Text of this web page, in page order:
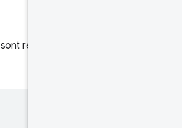
renvoyées. Reprenons le